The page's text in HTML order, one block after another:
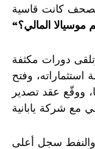
دورات مكثفة
استثماراته، وفتح
ووقّع عقد تصدير
والنفط سجل أعلى